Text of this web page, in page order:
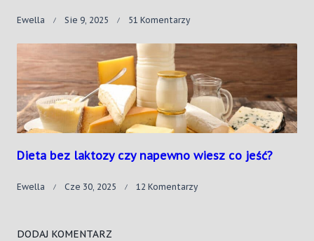
Ewella Sie 9, 2025 51 KomentarzyDo
Sauna
Metale
Ciężkie
Z
Organizmu?
Dieta bez laktozy czy napewno wiesz co jeść?
Ewella Cze 30, 2025 12 KomentarzyDo
DODAJ KOMENTARZ